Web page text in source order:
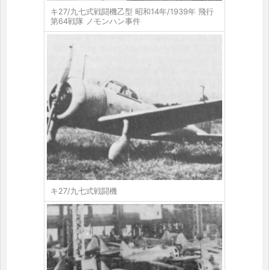
キ27/九七式戦闘機乙型 昭和14年/1939年 飛行
第64戦隊 ノモンハン事件
キ27/九七式戦闘機